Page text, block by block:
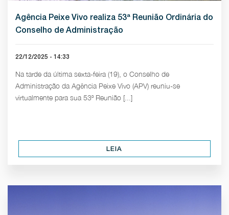
Agência Peixe Vivo realiza 53ª Reunião Ordinária do
Conselho de Administração
22/12/2025 - 14:33
Na tarde da última sexta-feira (19), o Conselho de
Administração da Agência Peixe Vivo (APV) reuniu-se
virtualmente para sua 53ª Reunião [...]
LEIA